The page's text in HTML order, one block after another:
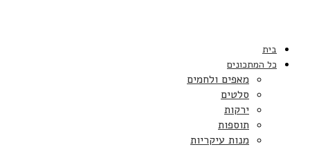
בית
כל המתכונים
מאפים ולחמים
סלטים
ירקות
תוספות
מנות עיקריות